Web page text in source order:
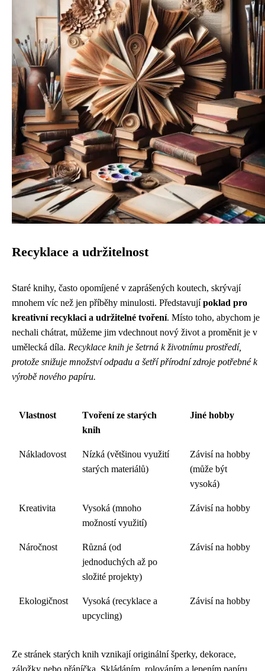
Recyklace a udržitelnost
Staré knihy, často opomíjené v zaprášených koutech, skrývají
mnohem víc než jen příběhy minulosti. Představujípoklad pro
kreativní recyklaci a udržitelné tvoření. Místo toho, abychom je
nechali chátrat, můžeme jim vdechnout nový život a proměnit je v
umělecká díla. Recyklace knih je šetrná k životnímu prostředí,
protože snižuje množství odpadu a šetří přírodní zdroje potřebné k
výrobě nového papíru.
Vlastnost
Tvoření ze starých
knih
Jiné hobby
Nákladovost
Nízká (většinou využití
starých materiálů)
Závisí na hobby
(může být
vysoká)
Kreativita
Vysoká (mnoho
možností využití)
Závisí na hobby
Náročnost
Různá (od
jednoduchých až po
složité projekty)
Závisí na hobby
Ekologičnost
Vysoká (recyklace a
upcycling)
Závisí na hobby
Ze stránek starých knih vznikají originální šperky, dekorace,
záložky nebo přáníčka. Skládáním, rolováním a lepením papíru